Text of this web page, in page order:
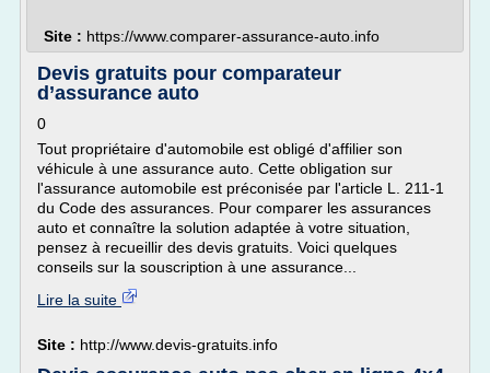
Site : https://www.comparer-assurance-auto.info
Devis gratuits pour comparateur
d’assurance auto
0
Tout propriétaire d'automobile est obligé d'affilier son
véhicule à une assurance auto. Cette obligation sur
l'assurance automobile est préconisée par l'article L. 211-1
du Code des assurances. Pour comparer les assurances
auto et connaître la solution adaptée à votre situation,
pensez à recueillir des devis gratuits. Voici quelques
conseils sur la souscription à une assurance...
Lire la suite
Site : http://www.devis-gratuits.info